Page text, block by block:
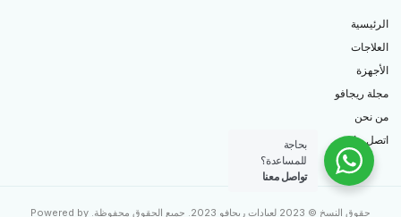
الرئيسية
العلاجات
الأجهزة
مجلة ريجافو
من نحن
اتصل بنا
حقوق النسخ © 2023 لعيادات ريجافو 2023. جميع الحقوق محفوظة. Powered by
بحاجة
للمساعدة؟
تواصل معنا